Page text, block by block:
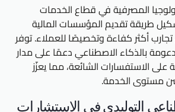
المصرفية في قطاع الخدمات
طريقة تقديم المؤسسات المالية
أكثر كفاءة وتخصيصًا للعملاء. توفر
بالذكاء الاصطناعي دعمًا على مدار
على الاستفسارات الشائعة، مما يعزّز
مستوى الخدمة.
التوليدي في الاستشارات